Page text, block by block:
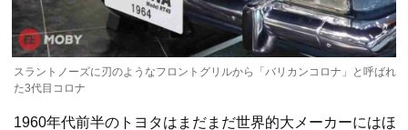
スラントノーズに刃のようなフロントグリルから「バリカンコロナ」と呼ばれ
た3代目コロナ
1960年代前半のトヨタはまだまだ世界的大メーカーにはほ